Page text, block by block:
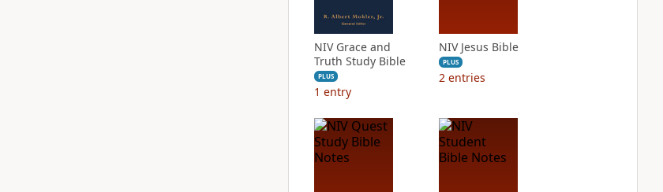
NIV Grace and
Truth Study Bible
PLUS
1 entry
NIV Jesus Bible
PLUS
2 entries